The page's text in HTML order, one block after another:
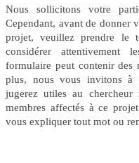
Nous sollicitons votre
Cependant, avant de donner
projet, veuillez prendre le
considérer attentivement
formulaire peut contenirdes
plus, nous vous invitons à
jugerez utiles au
membres affectés à ce
vous expliquer tout mot ou